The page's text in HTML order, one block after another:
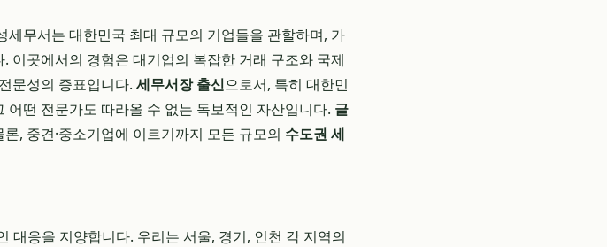
무서는 대한민국 최대 규모의 기업들을 관할하며, 가
이곳에서의 경험은 대기업의 복잡한 거래 구조와 국제
문성의 증표입니다. 세무서장 출신으로서, 특히 대한민
떤 전문가도 따라올 수 없는 독보적인 자산입니다. 글
, 중견·중소기업에 이르기까지 모든 규모의 수도권 세
응을 지양합니다. 우리는 서울, 경기, 인천 각 지역의